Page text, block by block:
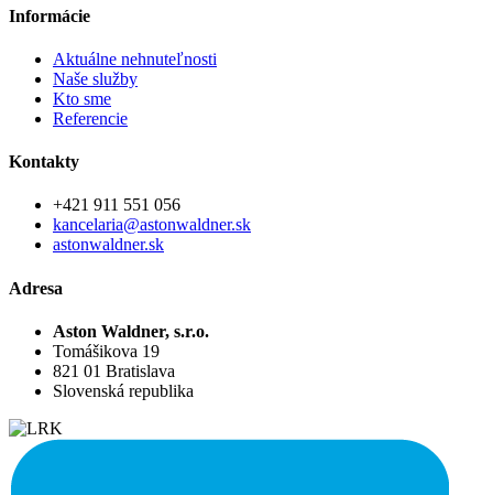
Informácie
Aktuálne nehnuteľnosti
Naše služby
Kto sme
Referencie
Kontakty
+421 911 551 056
kancelaria@astonwaldner.sk
astonwaldner.sk
Adresa
Aston Waldner, s.r.o.
Tomášikova 19
821 01 Bratislava
Slovenská republika